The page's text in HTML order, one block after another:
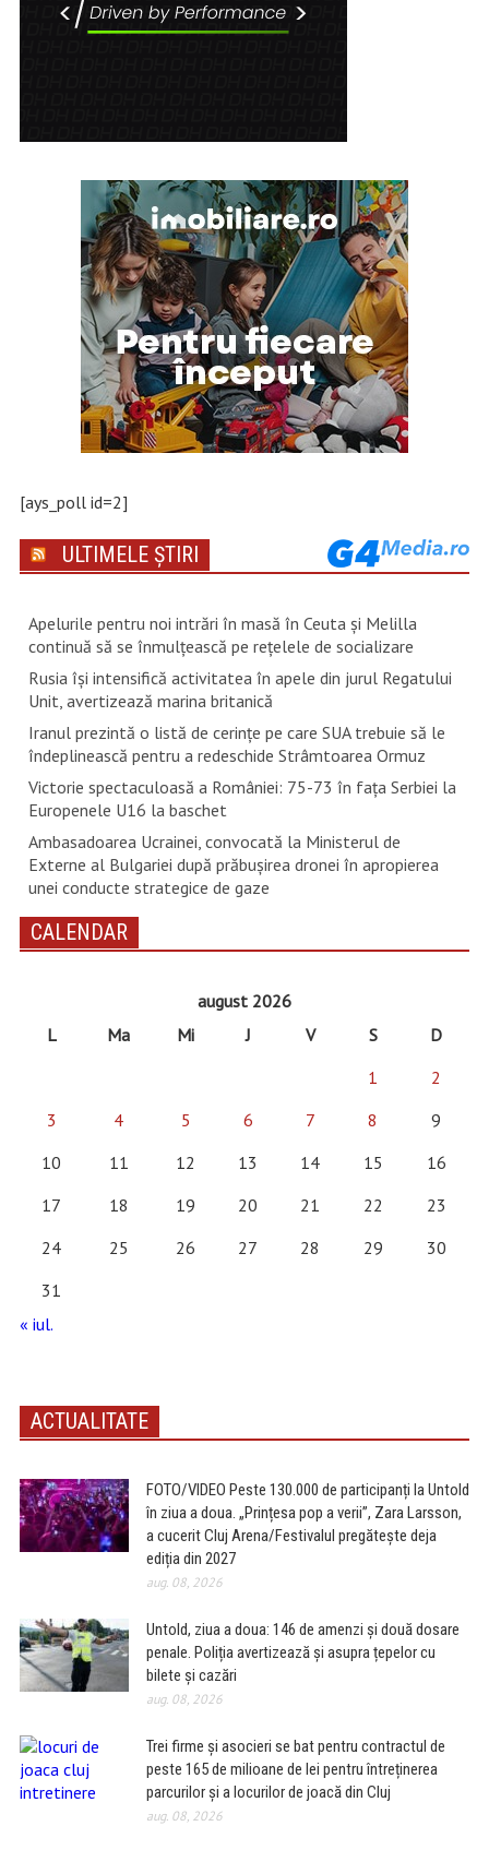
[ays_poll id=2]
ULTIMELE ȘTIRI
Apelurile pentru noi intrări în masă în Ceuta şi Melilla
continuă să se înmulţească pe reţelele de socializare
Rusia își intensifică activitatea în apele din jurul Regatului
Unit, avertizează marina britanică
Iranul prezintă o listă de cerinţe pe care SUA trebuie să le
îndeplinească pentru a redeschide Strâmtoarea Ormuz
Victorie spectaculoasă a României: 75-73 în fața Serbiei la
Europenele U16 la baschet
Ambasadoarea Ucrainei, convocată la Ministerul de
Externe al Bulgariei după prăbușirea dronei în apropierea
unei conducte strategice de gaze
CALENDAR
august 2026
L
Ma Mi J V S
D
1
2
3
4 5 6 7 8
9
10
11 12 13 14 15
16
17
18 19 20 21 22
23
24
25 26 27 28 29
30
31
« iul.
ACTUALITATE
FOTO/VIDEO Peste 130.000 de participanți la Untold
în ziua a doua. „Prințesa pop a verii”, Zara Larsson,
a cucerit Cluj Arena/Festivalul pregătește deja
ediția din 2027
aug. 08, 2026
Untold, ziua a doua: 146 de amenzi și două dosare
penale. Poliția avertizează și asupra țepelor cu
bilete și cazări
aug. 08, 2026
Trei firme și asocieri se bat pentru contractul de
peste 165 de milioane de lei pentru întreținerea
parcurilor și a locurilor de joacă din Cluj
aug. 08, 2026